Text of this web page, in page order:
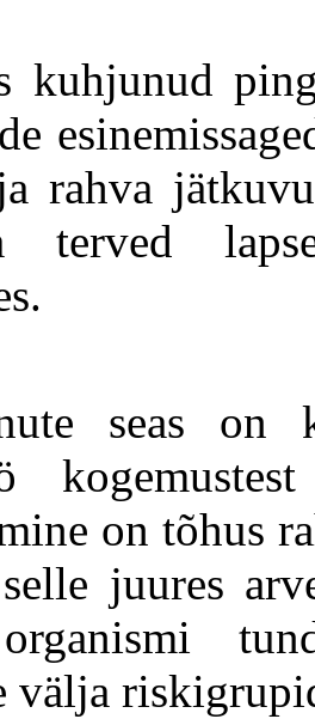
kuhjunud
rahva
terved
seas on
on tõhus
juures
välja